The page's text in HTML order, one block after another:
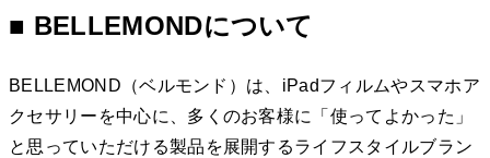
■ BELLEMONDについて
BELLEMOND（ベルモンド）は、iPadフィルムやスマホア
クセサリーを中心に、多くのお客様に「使ってよかった」
と思っていただける製品を展開するライフスタイルブラン